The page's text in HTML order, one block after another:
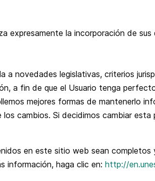
expresamente la incorporación de
novedades legislativas, criterios
a fin de que el Usuario tenga
mejores formas de mantenerlo
cambios. Si decidimos cambiar
en este sitio web sean
información, haga clic en: http://